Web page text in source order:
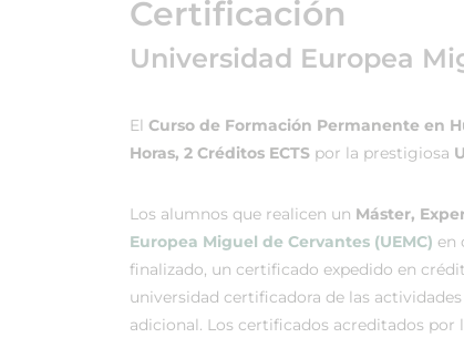
Certificación
Universidad Europea
El Curso de Formación Permanente en
Horas, 2 Créditos ECTS por la prestigiosa
Los alumnos que realicen un Máster,
Europea Miguel de Cervantes (UEMC) en
finalizado, un certificado expedido en
universidad certificadora de las
adicional. Los certificados acreditados por